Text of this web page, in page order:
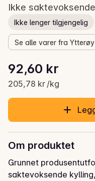
Ikke
Ikke lenger tilgjengelig
Se alle varer fra Ytterøy
Gjeldende pris er:
92,60 kr
205,78 kr /kg
Stykkpris: 205,78 kr /kg
Om produktet
Grunnet
saktevoksende